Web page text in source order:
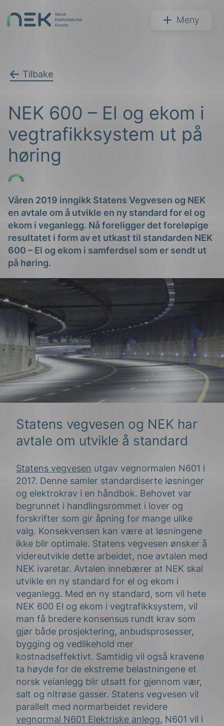
NEK Meny
Tilbake
NEK 600 – El og ekom i
vegtrafikksystem ut på
høring
Våren 2019 inngikk Statens Vegvesen og NEK
en avtale om å utvikle en ny standard for el og
ekom i veganlegg. Nå foreligger det foreløpige
resultatet i form av et utkast til standarden NEK
600 – El og ekom i samferdsel som er sendt ut
på høring.
Statens vegvesen og NEK har
avtale om utvikle å standard
Statens vegvesen utgav vegnormalen N601 i
2017. Denne samler standardiserte løsninger
og elektrokrav i en håndbok. Behovet var
begrunnet i handlingsrommet i lover og
forskrifter som gir åpning for mange ulike
valg. Konsekvensen kan være at løsningene
ikke blir optimale. Statens vegvesen ønsker å
videreutvikle dette arbeidet, noe avtalen med
NEK ivaretar. Avtalen innebærer at NEK skal
utvikle en ny standard for el og ekom i
veganlegg. Med en ny standard, som vil hete
NEK 600 El og ekom i vegtrafikksystem, vil
man få bredere konsensus rundt krav som
gjør både prosjektering, anbudsprosesser,
bygging og vedlikehold mer
kostnadseffektivt. Samtidig vil også kravene
ta høyde for de ekstreme belastningene et
norsk veianlegg blir utsatt for gjennom vær,
salt og nitrøse gasser. Statens vegvesen vil
parallelt med normarbeidet revidere
vegnormal N601 Elektriske anlegg. N601 vil i